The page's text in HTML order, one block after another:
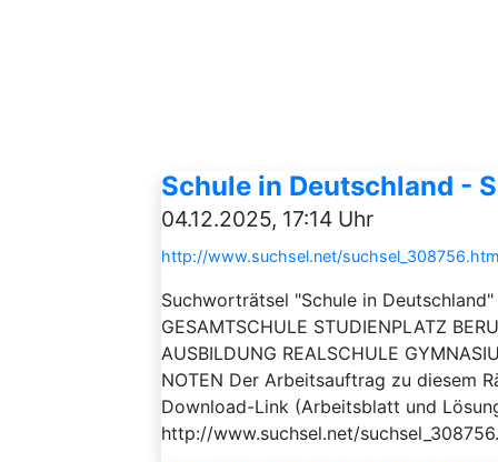
Schule in Deutschland -
04.12.2025, 17:14 Uhr
http://www.suchsel.net/
Suchworträtsel "Schule in
GESAMTSCHULE STUDIENPLATZ
AUSBILDUNG REALSCHULE
NOTEN Der Arbeitsauftrag zu diesem
Download-Link (Arbeitsblatt und
http://www.suchsel.net/